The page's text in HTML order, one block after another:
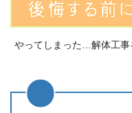
やってしまった…解体工事